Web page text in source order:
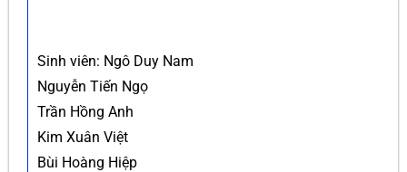
Sinh viên: Ngô Duy Nam
Nguyễn Tiến Ngọ
Trần Hồng Anh
Kim Xuân Việt
Bùi Hoàng Hiệp